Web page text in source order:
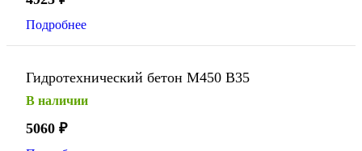
Подробнее
Гидротехнический бетон М450 В35
В наличии
5060 ₽